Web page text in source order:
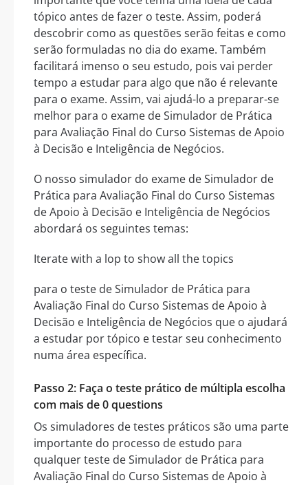
tópico antes de fazer o teste. Assim, poderá
descobrir como as questões serão feitas e como
serão formuladas no dia do exame. Também
facilitará imenso o seu estudo, pois vai perder
tempo a estudar para algo que não é relevante
para o exame. Assim, vai ajudá-lo a preparar-se
melhor para o exame de Simulador de Prática
para Avaliação Final do Curso Sistemas de Apoio
à Decisão e Inteligência de Negócios.
O nosso simulador do exame de Simulador de
Prática para Avaliação Final do Curso Sistemas
de Apoio à Decisão e Inteligência de Negócios
abordará os seguintes temas:
Iterate with a lop to show all the topics
para o teste de Simulador de Prática para
Avaliação Final do Curso Sistemas de Apoio à
Decisão e Inteligência de Negócios que o ajudará
a estudar por tópico e testar seu conhecimento
numa área específica.
Passo 2: Faça o teste prático de múltipla escolha
com mais de 0 questions
Os simuladores de testes práticos são uma parte
importante do processo de estudo para
qualquer teste de Simulador de Prática para
Avaliação Final do Curso Sistemas de Apoio à